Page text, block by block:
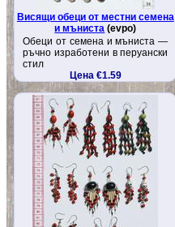
Висящи обеци от местни семена
и мъниста (evpo)
Обеци от семена и мъниста —
ръчно изработени в перуански
стил
Цена €1.59